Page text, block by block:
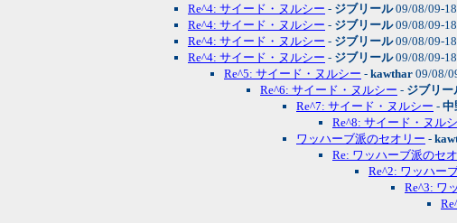
Re^4: サイード・ヌルシー - ジブリール09/08/09-
Re^4: サイード・ヌルシー - ジブリール09/08/09-
Re^4: サイード・ヌルシー - ジブリール09/08/09-
Re^4: サイード・ヌルシー - ジブリール09/08/09-
Re^5: サイード・ヌルシー - kawthar 09/08/
Re^6: サイード・ヌルシー - ジブリー
Re^7: サイード・ヌルシー - 中
Re^8: サイード・ヌル
ワッハーブ派のセオリー -
Re: ワッハーブ派のセ
Re^2: ワッハー
Re^3: ワ